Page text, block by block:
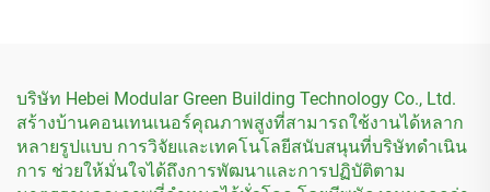
บริษัท Hebei Modular Green Building Technology Co., Ltd.
สร้างบ้านคอนเทนเนอร์คุณภาพสูงที่สามารถใช้งานได้หลาก
หลายรูปแบบ การวิจัยและเทคโนโลยีสนับสนุนที่บริษัทดำเนิน
การ ช่วยให้มั่นใจได้ถึงการพัฒนาและการปฏิบัติตาม